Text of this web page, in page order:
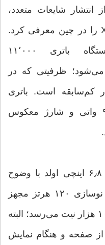
شایعات متعدد،
سرانجام گوشی X80 Pro Max را در چین معرفی کرد.
مهم‌ترین ویژگی این دستگاه باتری ۱۱٬۰۰۰
ظرفیتی که در
کم‌سابقه است. باتری
موردبحث از شارژ سیمی ۹۰ واتی و شارژ معکوس
محصول جدید آنر به نمایشگر ۶٫۸ اینچی اولد با وضوح
۱۲۸۰ در ۲۷۸۸ پیکسل و نرخ نوسازی ۱۲۰ هرتز مجهز
است. حداکثر روشنایی پنل به ۱۰ هزار نیت می‌رسد؛ البته
صفحه و هنگام نمایش